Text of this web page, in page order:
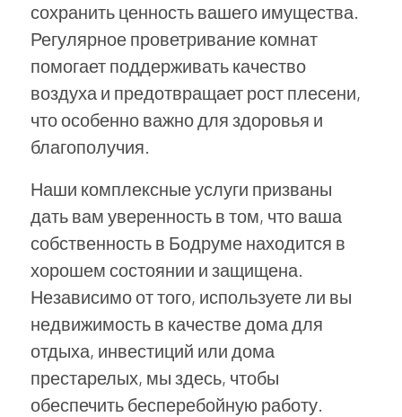
сохранить ценность вашего имущества.
Регулярное проветривание комнат
помогает поддерживать качество
воздуха и предотвращает рост плесени,
что особенно важно для здоровья и
благополучия.
Наши комплексные услуги призваны
дать вам уверенность в том, что ваша
собственность в Бодруме находится в
хорошем состоянии и защищена.
Независимо от того, используете ли вы
недвижимость в качестве дома для
отдыха, инвестиций или дома
престарелых, мы здесь, чтобы
обеспечить бесперебойную работу.